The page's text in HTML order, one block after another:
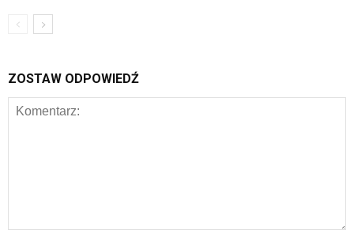
ZOSTAW ODPOWIEDŹ